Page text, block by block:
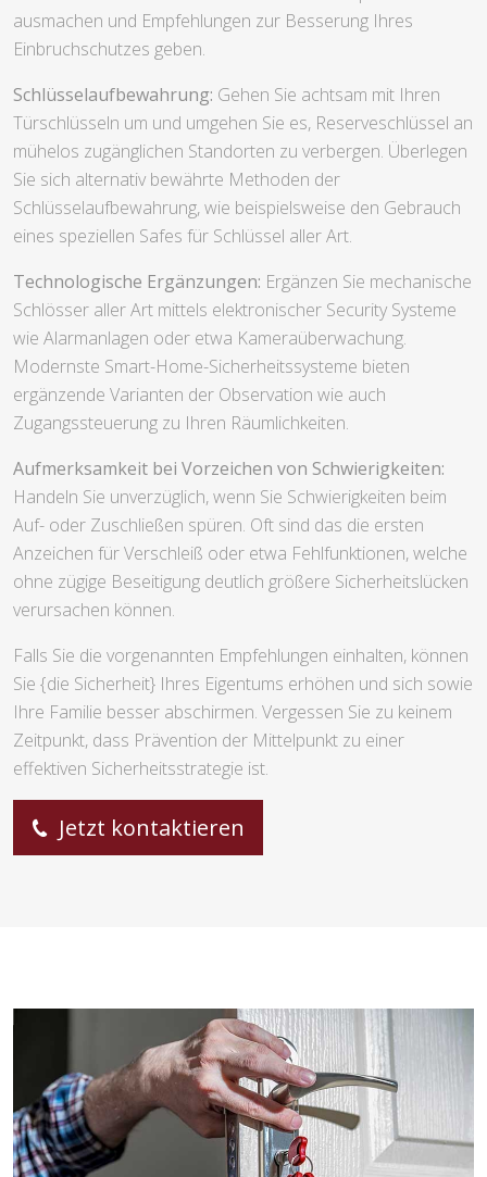
ausmachen und Empfehlungen zur Besserung Ihres
Einbruchschutzes geben.
Schlüsselaufbewahrung: Gehen Sie achtsam mit Ihren
Türschlüsseln um und umgehen Sie es, Reserveschlüssel an
mühelos zugänglichen Standorten zu verbergen. Überlegen
Sie sich alternativ bewährte Methoden der
Schlüsselaufbewahrung, wie beispielsweise den Gebrauch
eines speziellen Safes für Schlüssel aller Art.
Technologische Ergänzungen: Ergänzen Sie mechanische
Schlösser aller Art mittels elektronischer Security Systeme
wie Alarmanlagen oder etwa Kameraüberwachung.
Modernste Smart-Home-Sicherheitssysteme bieten
ergänzende Varianten der Observation wie auch
Zugangssteuerung zu Ihren Räumlichkeiten.
Aufmerksamkeit bei Vorzeichen von Schwierigkeiten:
Handeln Sie unverzüglich, wenn Sie Schwierigkeiten beim
Auf- oder Zuschließen spüren. Oft sind das die ersten
Anzeichen für Verschleiß oder etwa Fehlfunktionen, welche
ohne zügige Beseitigung deutlich größere Sicherheitslücken
verursachen können.
Falls Sie die vorgenannten Empfehlungen einhalten, können
Sie {die Sicherheit} Ihres Eigentums erhöhen und sich sowie
Ihre Familie besser abschirmen. Vergessen Sie zu keinem
Zeitpunkt, dass Prävention der Mittelpunkt zu einer
effektiven Sicherheitsstrategie ist.
Jetzt kontaktieren